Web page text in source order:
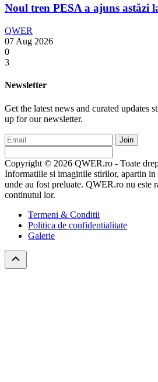
Noul tren PESA a ajuns astăzi
QWER
07 Aug 2026
0
3
Newsletter
Get the latest news and curated updates
up for our newsletter.
Join
Copyright © 2026 QWER.ro - Toate
Informatiile si imaginile stirilor, apartin in
unde au fost preluate. QWER.ro nu este
continutul lor.
Termeni & Conditii
Politica de confidentialitate
Galerie